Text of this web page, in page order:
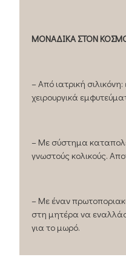
ΜΟΝΑΔΙΚΑ ΣΤΟΝ
– Από ιατρική
χειρουργικά
– Με σύστημα
γνωστούς κολικούς.
– Με έναν
στη μητέρα να
για το μωρό.